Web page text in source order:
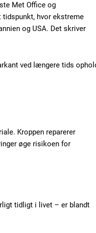
100
Met Office og
hvor ekstreme
og USA. Det skriver
ved længere tids
Kroppen reparerer
øge risikoen for
tidligt i livet – er blandt